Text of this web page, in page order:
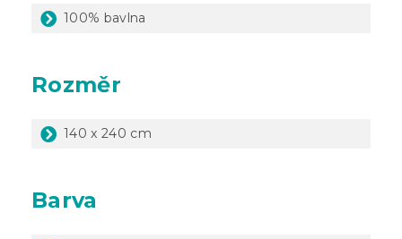
100% bavlna
Rozměr
140 x 240 cm
Barva